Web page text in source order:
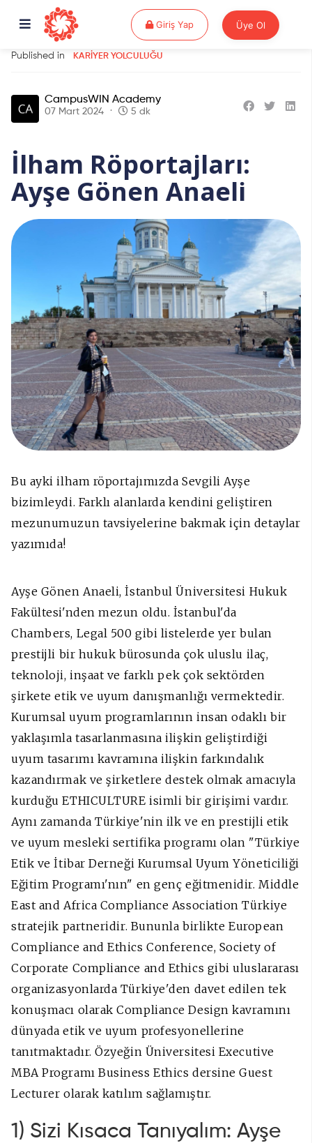
Giriş YapGiriş Yap Üye Ol
Published in KARIYER YOLCULUĞU
CampusWIN Academy
07 Mart 2024 5 dk
İlham Röportajları:
Ayşe Gönen Anaeli
Bu ayki ilham röportajımızda Sevgili Ayşe
bizimleydi. Farklı alanlarda kendini geliştiren
mezunumuzun tavsiyelerine bakmak için detaylar
yazımıda!
Ayşe Gönen Anaeli, İstanbul Üniversitesi Hukuk
Fakültesi'nden mezun oldu. İstanbul'da
Chambers, Legal 500 gibi listelerde yer bulan
prestijli bir hukuk bürosunda çok uluslu ilaç,
teknoloji, inşaat ve farklı pek çok sektörden
şirkete etik ve uyum danışmanlığı vermektedir.
Kurumsal uyum programlarının insan odaklı bir
yaklaşımla tasarlanmasına ilişkin geliştirdiği
uyum tasarımı kavramına ilişkin farkındalık
kazandırmak ve şirketlere destek olmak amacıyla
kurduğu ETHICULTURE isimli bir girişimi vardır.
Aynı zamanda Türkiye'nin ilk ve en prestijli etik
ve uyum mesleki sertifika programı olan "Türkiye
Etik ve İtibar Derneği Kurumsal Uyum Yöneticiliği
Eğitim Programı'nın" en genç eğitmenidir. Middle
East and Africa Compliance Association Türkiye
stratejik partneridir. Bununla birlikte European
Compliance and Ethics Conference, Society of
Corporate Compliance and Ethics gibi uluslararası
organizasyonlarda Türkiye'den davet edilen tek
konuşmacı olarak Compliance Design kavramını
dünyada etik ve uyum profesyonellerine
tanıtmaktadır. Özyeğin Üniversitesi Executive
MBA Programı Business Ethics dersine Guest
Lecturer olarak katılım sağlamıştır.
1) Sizi Kısaca Tanıyalım: Ayşe